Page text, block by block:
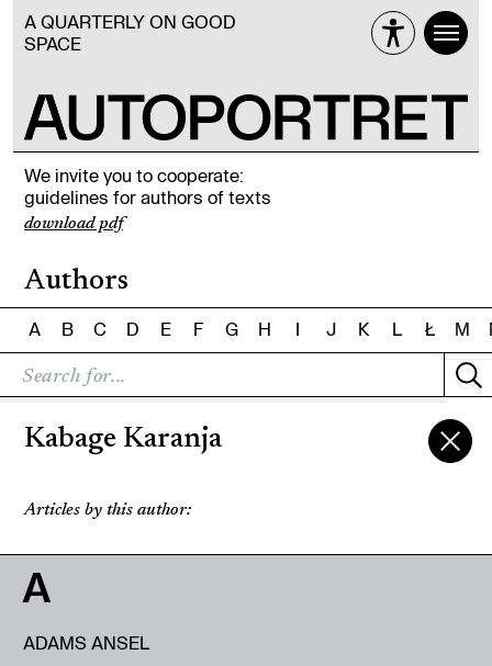
A QUARTERLY ON GOOD
SPACE
We invite you to cooperate:
guidelines for authors of texts
download pdf
Authors
A B C D E F G H I J K L Ł M
Kabage Karanja
Articles by this author:
A
ADAMS ANSEL